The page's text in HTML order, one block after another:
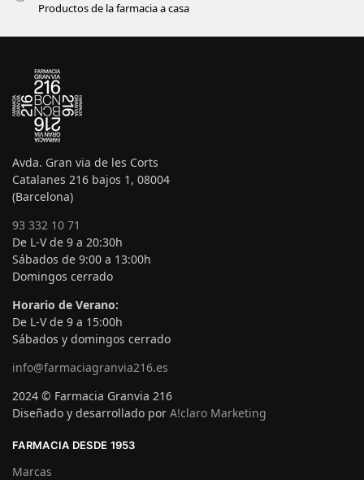
Productos de la farmacia a casa
Avda. Gran via de les Corts
Catalanes 216 bajos 1, 08004
(Barcelona)
93 332 10 71
De L-V de 9 a 20:30h
Sábados de 9:00 a 13:00h
Domingos cerrado
Horario de Verano:
De L-V de 9 a 15:00h
Sábados y domingos cerrado
info@farmaciagranvia216.es
2024 © Farmacia Granvia 216
Diseñado y desarrollado por A!claro Marketing
FARMACIA DESDE 1953
Marcas